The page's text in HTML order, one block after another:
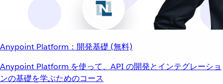
Anypoint Platform：開発基礎 (無料)
Anypoint Platform を使って、API の開発とインテグレーショ
ンの基礎を学ぶためのコース